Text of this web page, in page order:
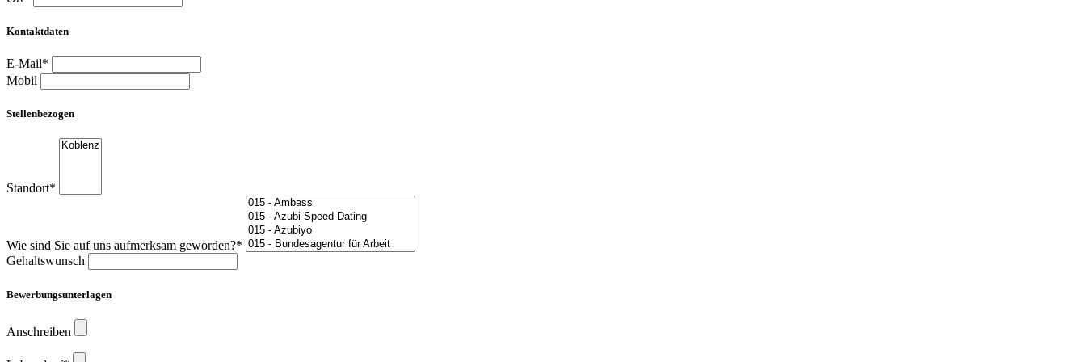
Kontaktdaten
E-Mail*
Mobil
Stellenbezogen
Standort*
Wie sind Sie auf uns aufmerksam geworden?*
Gehaltswunsch
Bewerbungsunterlagen
Anschreiben